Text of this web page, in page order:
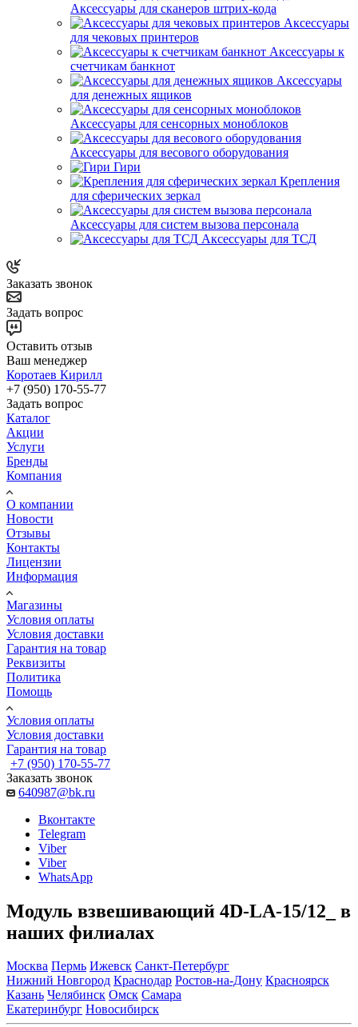
Аксессуары для сканеров штрих-кода
Аксессуары
для чековых принтеров
Аксессуары к
счетчикам банкнот
Аксессуары
для денежных ящиков
Аксессуары для сенсорных моноблоков
Аксессуары для весового оборудования
Гири
Крепления
для сферических зеркал
Аксессуары для систем вызова персонала
Аксессуары для ТСД
Заказать звонок
Задать вопрос
Оставить отзыв
Ваш менеджер
Коротаев Кирилл
+7 (950) 170-55-77
Задать вопрос
Каталог
Акции
Услуги
Бренды
Компания
О компании
Новости
Отзывы
Контакты
Лицензии
Информация
Магазины
Условия оплаты
Условия доставки
Гарантия на товар
Реквизиты
Политика
Помощь
Условия оплаты
Условия доставки
Гарантия на товар
+7 (950) 170-55-77
Заказать звонок
640987@bk.ru
Вконтакте
Telegram
Viber
Viber
WhatsApp
Модуль взвешивающий 4D-LA-15/12_ в
наших филиалах
Москва Пермь Ижевск Санкт-Петербург
Нижний Новгород Краснодар Ростов-на-Дону Красноярск
Казань Челябинск Омск Самара
Екатеринбург Новосибирск